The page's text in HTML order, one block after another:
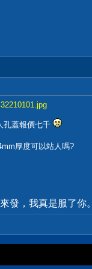
孔蓋報價七千
厚度可以站人嗎?
發，我真是服了你。